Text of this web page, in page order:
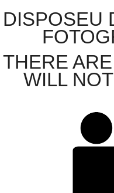
DISPOSEU
THERE
WILL